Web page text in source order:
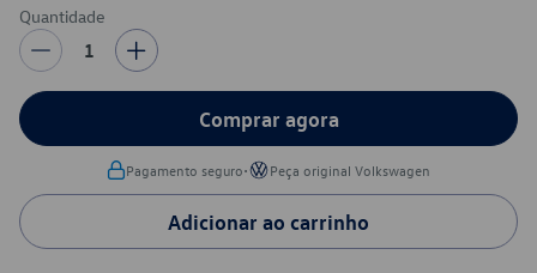
Quantidade
1
Comprar agora
Pagamento seguro• Peça original Volkswagen
Adicionar ao carrinho